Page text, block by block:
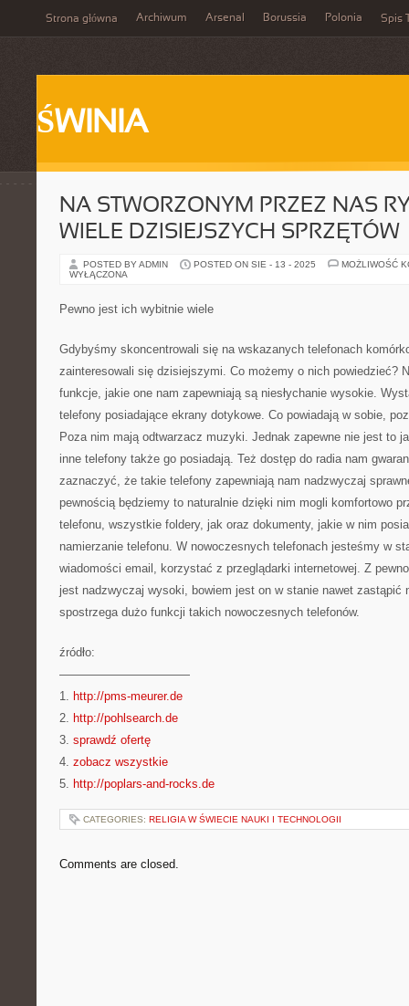
Strona główna Archiwum Arsenal Borussia Polonia Spis
ŚWINIA
NA STWORZONYM PRZEZ NAS
WIELE DZISIEJSZYCH SPRZĘTÓW
POSTED BY ADMIN POSTED ON SIE - 13 - 2025
MOŻLIWOŚĆ
WYŁĄCZONA
Pewno jest ich wybitnie wiele
Gdybyśmy skoncentrowali się na wskazanych telefonach
zainteresowali się dzisiejszymi. Co możemy o nich powiedzieć?
funkcje, jakie one nam zapewniają są niesłychanie wysokie.
telefony posiadające ekrany dotykowe. Co powiadają w sobie,
Poza nim mają odtwarzacz muzyki. Jednak zapewne nie jest to
inne telefony także go posiadają. Też dostęp do radia nam
zaznaczyć, że takie telefony zapewniają nam nadzwyczaj
pewnością będziemy to naturalnie dzięki nim mogli komfortowo
telefonu, wszystkie foldery, jak oraz dokumenty, jakie w nim
namierzanie telefonu. W nowoczesnych telefonach jesteśmy w
wiadomości email, korzystać z przeglądarki internetowej. Z
jest nadzwyczaj wysoki, bowiem jest on w stanie nawet zastąpić
spostrzega dużo funkcji takich nowoczesnych telefonów.
źródło:
———————————
1. http://pms-meurer.de
2. http://pohlsearch.de
3. sprawdź ofertę
4. zobacz wszystkie
5. http://poplars-and-rocks.de
CATEGORIES: RELIGIA W ŚWIECIE NAUKI I TECHNOLOGII
Comments are closed.